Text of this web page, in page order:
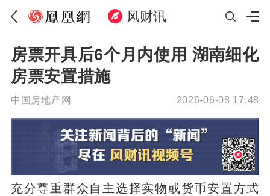
风财讯
房票开具后6个月内使用 湖南细化
房票安置措施
中国房地产网 2026-06-08 17:48
充分尊重群众自主选择实物或货币安置方式